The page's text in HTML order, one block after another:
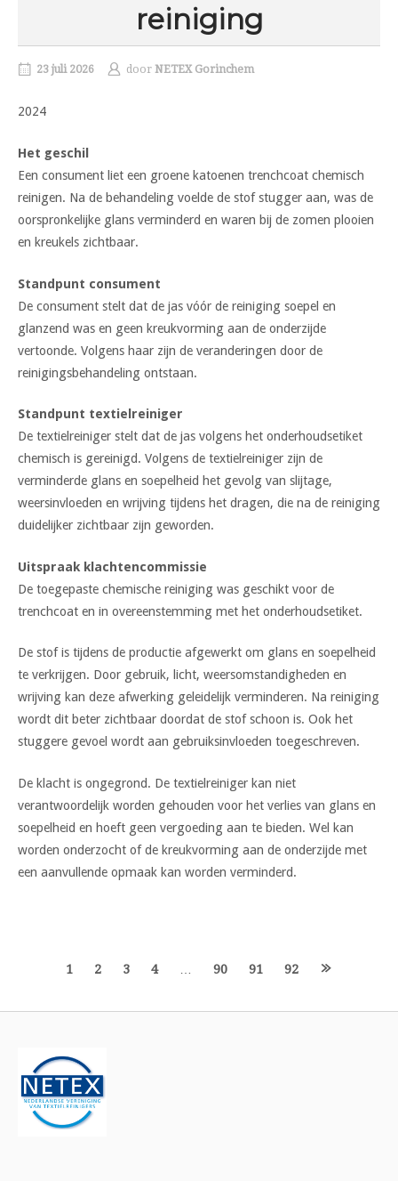
reiniging
23 juli 2026 door NETEX Gorinchem
2024
Het geschil
Een consument liet een groene katoenen trenchcoat chemisch
reinigen. Na de behandeling voelde de stof stugger aan, was de
oorspronkelijke glans verminderd en waren bij de zomen plooien
en kreukels zichtbaar.
Standpunt consument
De consument stelt dat de jas vóór de reiniging soepel en
glanzend was en geen kreukvorming aan de onderzijde
vertoonde. Volgens haar zijn de veranderingen door de
reinigingsbehandeling ontstaan.
Standpunt textielreiniger
De textielreiniger stelt dat de jas volgens het onderhoudsetiket
chemisch is gereinigd. Volgens de textielreiniger zijn de
verminderde glans en soepelheid het gevolg van slijtage,
weersinvloeden en wrijving tijdens het dragen, die na de reiniging
duidelijker zichtbaar zijn geworden.
Uitspraak klachtencommissie
De toegepaste chemische reiniging was geschikt voor de
trenchcoat en in overeenstemming met het onderhoudsetiket.
De stof is tijdens de productie afgewerkt om glans en soepelheid
te verkrijgen. Door gebruik, licht, weersomstandigheden en
wrijving kan deze afwerking geleidelijk verminderen. Na reiniging
wordt dit beter zichtbaar doordat de stof schoon is. Ook het
stuggere gevoel wordt aan gebruiksinvloeden toegeschreven.
De klacht is ongegrond. De textielreiniger kan niet
verantwoordelijk worden gehouden voor het verlies van glans en
soepelheid en hoeft geen vergoeding aan te bieden. Wel kan
worden onderzocht of de kreukvorming aan de onderzijde met
een aanvullende opmaak kan worden verminderd.
Berichten
navigatie
1 2 3 4 90 91 92